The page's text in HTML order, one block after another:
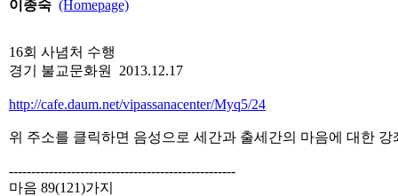
이종숙 (Homepage)
16회 사념처 수행
경기 불교문화원 2013.12.17
http://cafe.daum.net/vipassanacenter/Myq5/24
위 주소를 클릭하면 음성으로 세간과 출세간의 마음에 대한
---------------------------------------------------
마음 89(121)가지